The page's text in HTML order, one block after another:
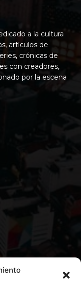
a la cultura
artículos de
crónicas de
con creadores,
por la escena